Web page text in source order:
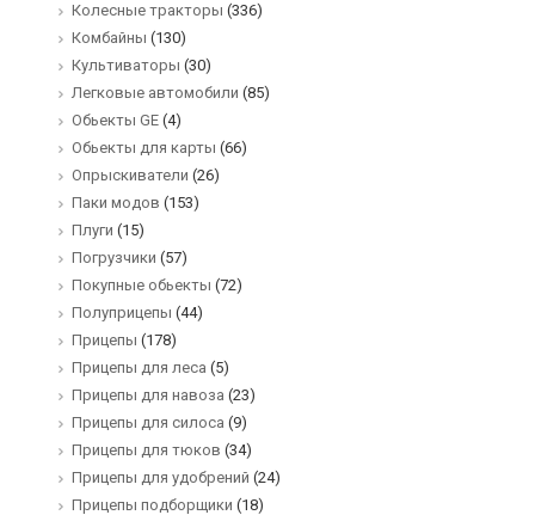
Колесные тракторы (336)
Комбайны (130)
Культиваторы (30)
Легковые автомобили (85)
Обьекты GE (4)
Обьекты для карты (66)
Опрыскиватели (26)
Паки модов (153)
Плуги (15)
Погрузчики (57)
Покупные обьекты (72)
Полуприцепы (44)
Прицепы (178)
Прицепы для леса (5)
Прицепы для навоза (23)
Прицепы для силоса (9)
Прицепы для тюков (34)
Прицепы для удобрений (24)
Прицепы подборщики (18)